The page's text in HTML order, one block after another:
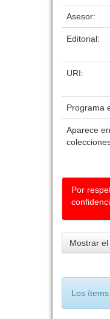
Asesor:
Editorial:
URI:
Programa
Aparece
Por
Mostrar
Los